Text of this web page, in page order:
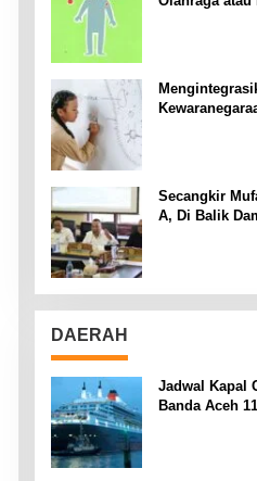
Secangkir
A, Di Balik
DAERAH
Jadwal Kapal
Banda Aceh